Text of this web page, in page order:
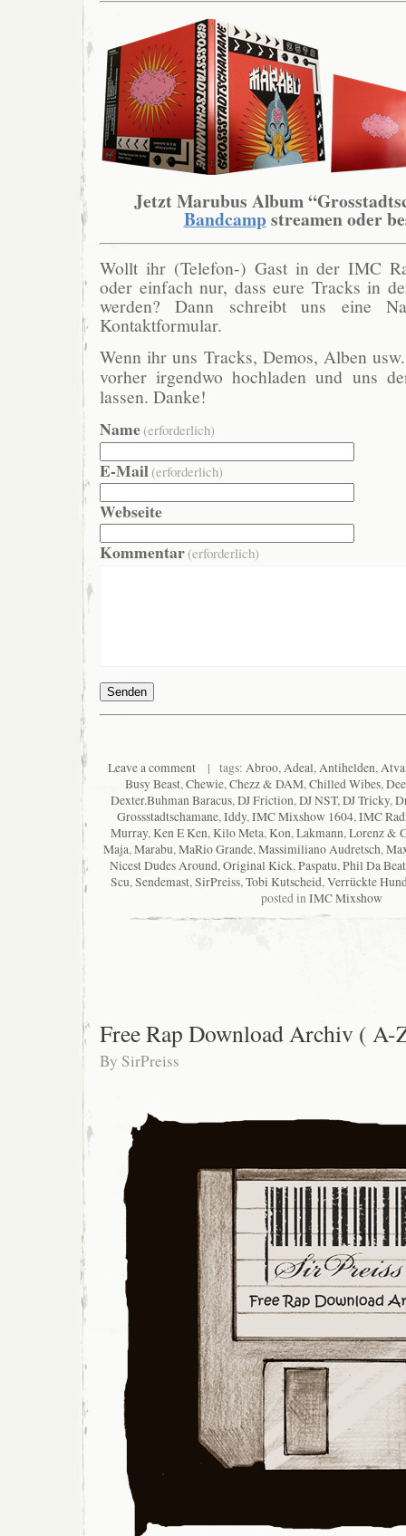
Jetzt Marubus Album
Bandcampstreamen oder
Wollt ihr (Telefon-) Gast in der IMC
oder einfach nur, dass eure Tracks in
werden? Dann schreibt uns eine
Kontaktformular.
Wenn ihr uns Tracks, Demos, Alben
vorher irgendwo hochladen und uns
lassen. Danke!
Name (erforderlich)
E-Mail (erforderlich)
Webseite
Kommentar (erforderlich)
Senden
Leave a comment| tags: Abroo,Adeal,Antihelden,
Busy Beast,Chewie,Chezz & DAM,Chilled Wibes,
Dexter.Buhman Baracus,DJ Friction,DJ NST,DJ Tricky,
Grossstadtschamane,Iddy,IMC Mixshow 1604,IMC
Murray,Ken E Ken,Kilo Meta,Kon,Lakmann,Lorenz &
Maja,Marabu,MaRio Grande,Massimiliano Audretsch,
Nicest Dudes Around,Original Kick,Paspatu,Phil Da Beat
Scu,Sendemast,SirPreiss,Tobi Kutscheid,Verrückte
posted inIMC Mixshow
Free Rap Download Archiv ( A-
By SirPreiss